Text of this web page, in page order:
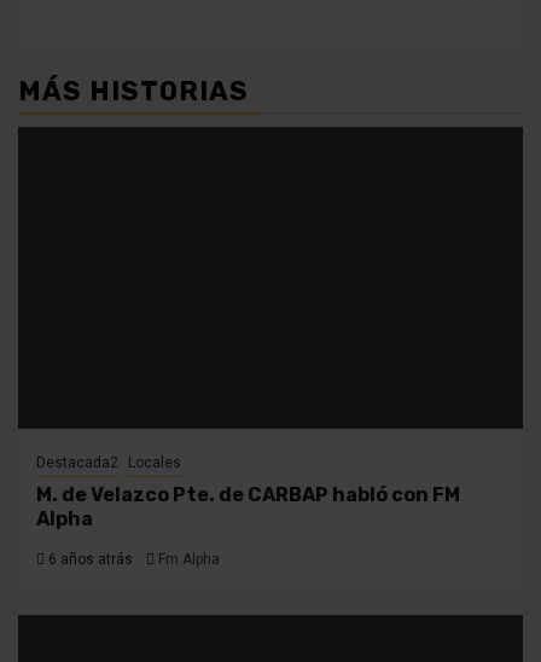
MÁS HISTORIAS
Destacada2 Locales
M. de Velazco Pte. de CARBAP habló con FM
Alpha
6 años atrás Fm Alpha